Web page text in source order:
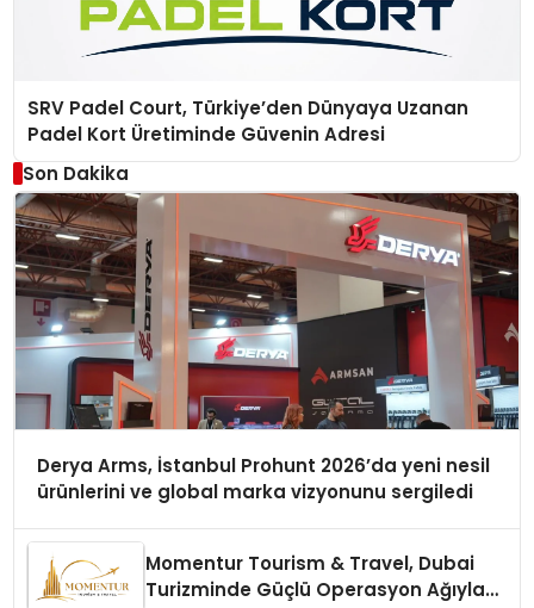
SRV Padel Court, Türkiye’den Dünyaya Uzanan
Padel Kort Üretiminde Güvenin Adresi
Son Dakika
Derya Arms, İstanbul Prohunt 2026’da yeni nesil
ürünlerini ve global marka vizyonunu sergiledi
Momentur Tourism & Travel, Dubai
Turizminde Güçlü Operasyon Ağıyla